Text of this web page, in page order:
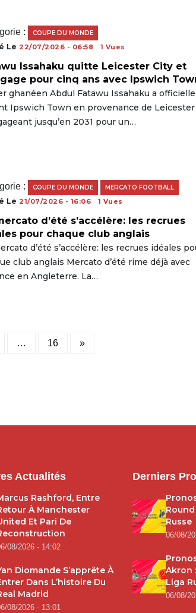
: COUPE DU MONDE
Le 22/07/2026 - 06:58 1 Vues
Issahaku quitte Leicester City et
pour cinq ans avec Ipswich
ghanéen Abdul Fatawu Issahaku a
Ipswich Town en provenance de Leicester
jusqu’en 2031 pour un…
: COUPE DU MONDE MERCATO FOOTBALL
Le 21/07/2026 - 16:06 1 Vues
d’été s’accélère: les recrues
pour chaque club anglais
d’été s’accélère: les recrues idéales
club anglais Mercato d’été rime déjà avec
en Angleterre. La…
Posts
… 16 »
Actualités
Rashford, Entre
À Manchester
Et Pari De
08/2026 - 14:02
Diomande S’apprête À
Dans L’histoire Du
Madrid
08/2026 - 13:01
Derniers
Russe
06/08/
Akron
Liga
06/08/